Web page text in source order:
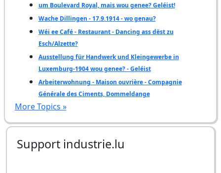
um Boulevard Royal, mais wou genee? Geléist!
Wache Dillingen - 17.9.1914 - wo genau?
Wéi ee Café - Restaurant - Dancing ass dëst zu
Esch/Alzette?
Ausstellung für Handwerk und Kleingewerbe in
Luxemburg-1904 wou genee? - Geléist
Arbeiterwohnung - Maison ouvrière - Compagnie
Générale des Ciments, Dommeldange
More Topics »
Support industrie.lu